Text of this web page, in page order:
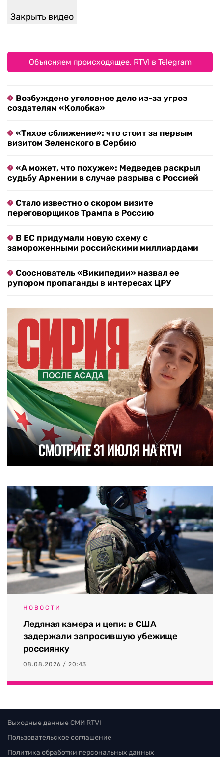
Закрыть видео
Объясняем происходящее. RTVI в Telegram
Возбуждено уголовное дело из-за угроз
создателям «Колобка»
«Тихое сближение»: что стоит за первым
визитом Зеленского в Сербию
«А может, что похуже»: Медведев раскрыл
судьбу Армении в случае разрыва с Россией
Стало известно о скором визите
переговорщиков Трампа в Россию
В ЕС придумали новую схему с
замороженными российскими миллиардами
Сооснователь «Википедии» назвал ее
рупором пропаганды в интересах ЦРУ
НОВОСТИ
Ледяная камера и цепи: в США
задержали запросившую убежище
россиянку
08.08.2026 / 20:43
Выходные данные СМИ RTVI
Пользовательское соглашение
Политика обработки персональных данных